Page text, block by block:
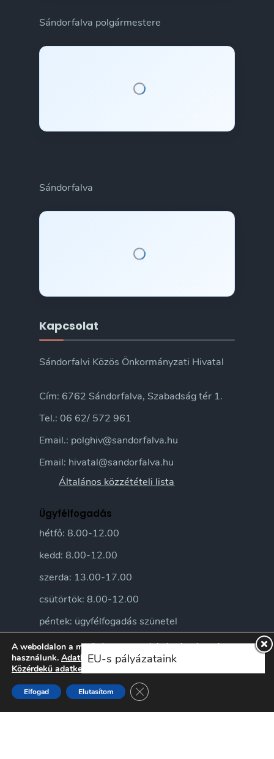
Sándorfalva polgármestere
Sándorfalva
Kapcsolat
Sándorfalvi Közös Önkormányzati Hivatal
Cím: 6762 Sándorfalva, Szabadság tér 1.
Tel.: 06 62/ 572 961
Email.: polghiv@sandorfalva.hu
Email: hivatal@sandorfalva.hu
Általános közzétételi lista
Ügyfélfogadás
hétfő: 8.00-12.00
kedd: 8.00-12.00
szerda: 13.00-17.00
csütörtök: 8.00-12.00
péntek: ügyfélfogadás szünetel
EU-s pályázataink
A weboldalon a minőségi felhasználói élmény érdekében sütiket
használunk. Adatkezelési tájékoztatónkatitt ismerheti meg.
Közérdekű adatkezelési szabályzatunkat
Elfogad Elutasítom Close GDPR Cookie Banner